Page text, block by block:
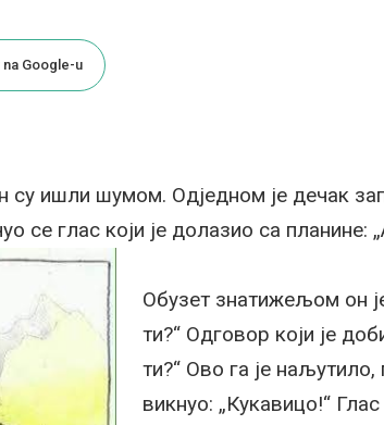
Google-u
су ишли шумом. Одједном је дечак
се глас који је долазио са планине:
Обузет знатижељом он
ти?“ Одговор који је
ти?“ Ово га је наљутило,
викнуо: „Кукавицо!“ Глас